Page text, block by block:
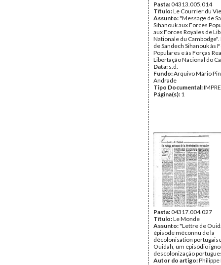
Pasta:04313.005.014
Título:Le Courrier du
Assunto:"Message de
Sihanouk aux Forces
aux Forces Royales de
Nationale du
de Sandech Sihanouk às
Populares e às Forças
Libertação Nacional do
Data: s.d.
Fundo:Arquivo Mário
Andrade
Tipo Documental:
Página(s): 1
Pasta:04317.004.027
Título:Le Monde
Assunto:"Lettre de
épisode méconnu de la
décolonisation
Ouidah, um episódio
descolonização
Autor do artigo: